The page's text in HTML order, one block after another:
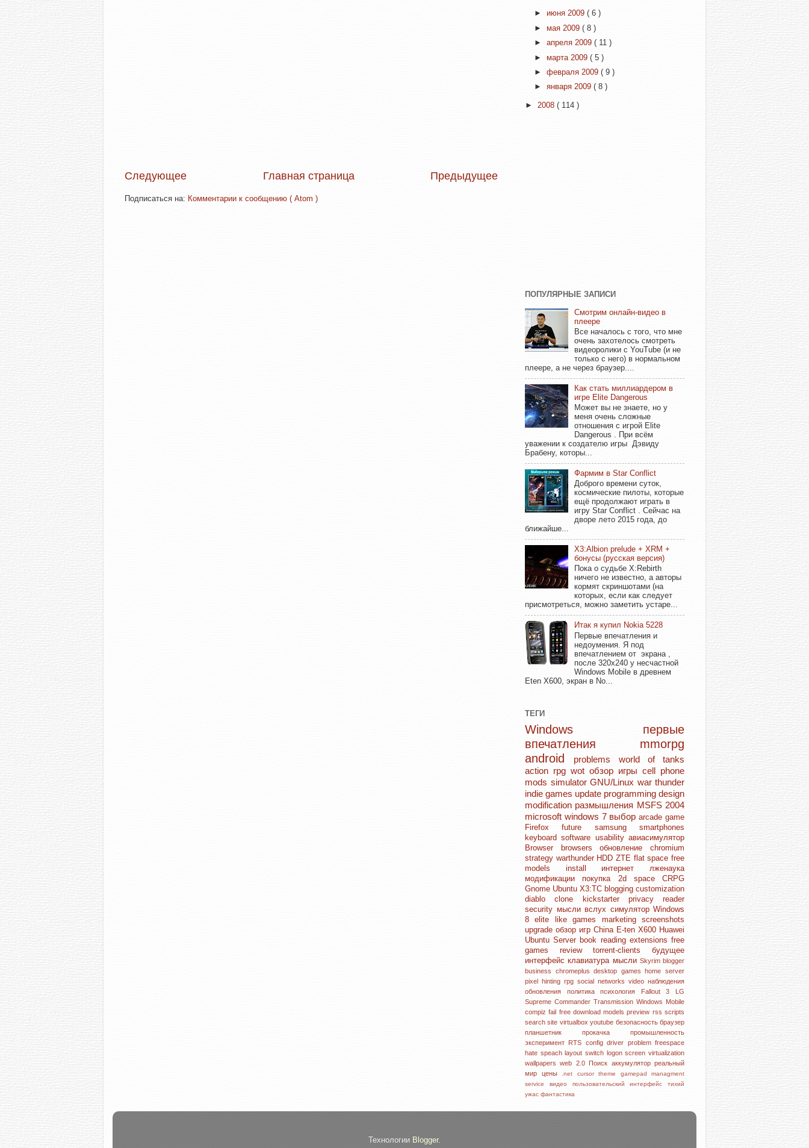
Следующее Предыдущее
Главная страница
Подписаться на: Комментарии к сообщению ( Atom )
►июня 2009( 6 )
► мая 2009( 8 )
►апреля 2009( 11 )
►марта 2009( 5 )
►февраля 2009( 9 )
►января 2009( 8 )
► 2008 ( 114 )
ПОПУЛЯРНЫЕ ЗАПИСИ
Смотрим онлайн-видео в
плеере
Все началось с того, что мне
очень захотелось смотреть
видеоролики с YouTube (и не
только с него) в нормальном
плеере, а не через браузер....
Как стать миллиардером в
игре Elite Dangerous
Может вы не знаете, но у
меня очень сложные
отношения с игрой Elite
Dangerous . При всём
уважении к создателю игры Дэвиду
Брабену, которы...
Фармим в Star Conflict
Доброго времени суток,
космические пилоты, которые
ещё продолжают играть в
игру Star Conflict . Сейчас на
дворе лето 2015 года, до
ближайше...
X3:Albion prelude + XRM +
бонусы (русская версия)
Пока о судьбе X:Rebirth
ничего не известно, а авторы
кормят скриншотами (на
которых, если как следует
присмотреться, можно заметить устаре...
Итак я купил Nokia 5228
Первые впечатления и
недоумения. Я под
впечатлением от экрана ,
после 320х240 у несчастной
Windows Mobile в древнем
Eten X600, экран в No...
ТЕГИ
Windows первые
впечатления mmorpg
android
problems world of tanks
action rpg wot обзор игры cell phone
mods simulator GNU/Linux war thunder
indie games update programming design
modification размышления MSFS 2004
microsoft windows 7 выборarcade game
Firefoxfuture samsungsmartphones
keyboardsoftware usabilityавиасимулятор
Browser
browsersобновлениеchromium
strategy warthunder HDDZTE flat spacefree
models installинтернетлженаука
модификациипокупка 2d space CRPG
Gnome Ubuntu X3:TC blogging customization
diablo clone
kickstarter privacy reader
security мысли вслух симулятор Windows
8elite like games marketingscreenshots
upgrade обзор игр China E-ten X600 Huawei
Ubuntu Server book reading extensionsfree
games reviewtorrent-clientsбудущее
интерфейсклавиатура мысли Skyrim blogger
business chromeplusdesktop gameshome server
pixel hinting rpg social networks video наблюдения
обновления политикапсихология Fallout 3 LG
Supreme Commander Transmission Windows Mobile
compizfail free downloadmodelspreview rssscripts
searchsite virtualboxyoutube безопасностьбраузер
планшетник прокачка промышленность
эксперимент RTS configdriver problemfreespace
hate speachlayout switch logon screenvirtualization
wallpapersweb 2.0Поиск аккумуляторреальный
мир цены .net cursor theme gamepad managment
service видео пользовательский интерфейс тихий
ужас фантастика
Технологии Blogger.